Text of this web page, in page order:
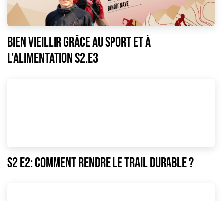
Bien vieillir grâce au sport et à
l’alimentation S2.E3
S2 E2: comment rendre le Trail durable ?